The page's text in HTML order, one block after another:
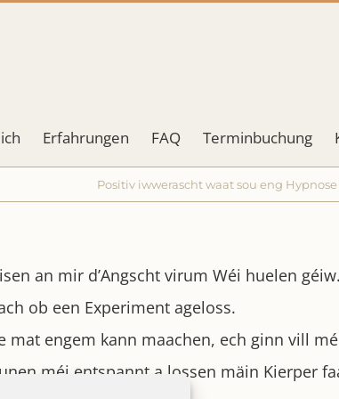
Erfahrungen FAQ Terminbuchung
Positiv iwwerascht waat sou eng
an mir d’Angscht virum Wéi huelen géiw.
ob een Experiment ageloss.
mat engem kann maachen, ech ginn vill
méi entspannt a lossen mäin Kierper